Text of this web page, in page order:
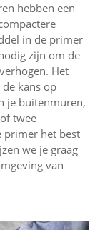
hebben een
in de primer
zijn om de
Het
kans op
je buitenmuren,
twee
primer het best
we je graag
van